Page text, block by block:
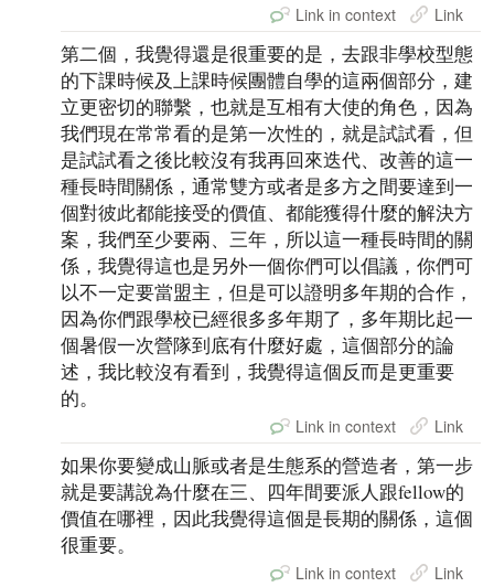
Link in context Link
第二個，我覺得還是很重要的是，去跟非學校型態
的下課時候及上課時候團體自學的這兩個部分，建
立更密切的聯繫，也就是互相有大使的角色，因為
我們現在常常看的是第一次性的，就是試試看，但
是試試看之後比較沒有我再回來迭代、改善的這一
種長時間關係，通常雙方或者是多方之間要達到一
個對彼此都能接受的價值、都能獲得什麼的解決方
案，我們至少要兩、三年，所以這一種長時間的關
係，我覺得這也是另外一個你們可以倡議，你們可
以不一定要當盟主，但是可以證明多年期的合作，
因為你們跟學校已經很多多年期了，多年期比起一
個暑假一次營隊到底有什麼好處，這個部分的論
述，我比較沒有看到，我覺得這個反而是更重要
的。
Link in context Link
如果你要變成山脈或者是生態系的營造者，第一步
就是要講說為什麼在三、四年間要派人跟fellow的
價值在哪裡，因此我覺得這個是長期的關係，這個
很重要。
Link in context Link